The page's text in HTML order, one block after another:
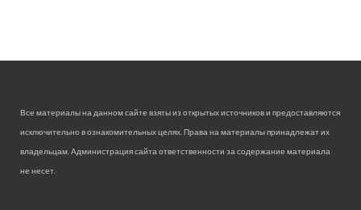
Все материалы на данном сайте взяты из открытых источников и предоставляются
исключительно в ознакомительных целях. Права на материалы принадлежат их
владельцам. Администрация сайта ответственности за содержание материала
не несет.